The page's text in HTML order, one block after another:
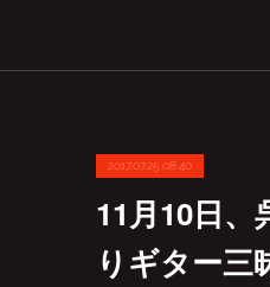
2017.07.25 08:40
11月10日
りギター